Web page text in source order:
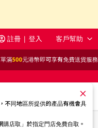
註冊 | 登入 客戶幫助
滿500元港幣即可享有免費送貨服務
不同地區所提供的產品有機會具
店取」於指定門店免費自取。